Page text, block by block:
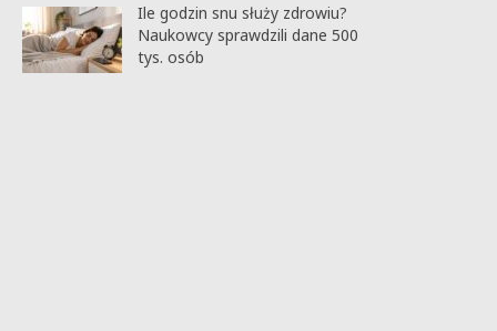
Ile godzin snu służy zdrowiu?
Naukowcy sprawdzili dane 500
tys. osób